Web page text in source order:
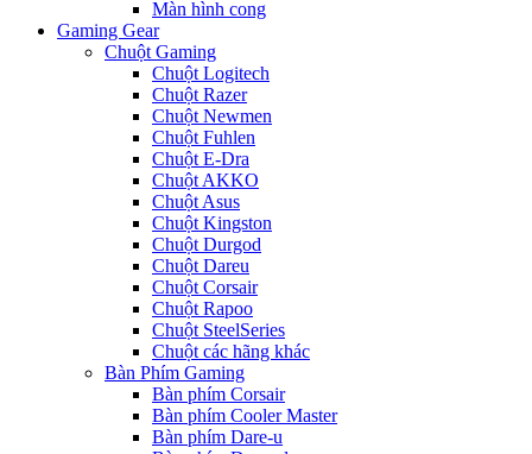
Màn hình cong
Gaming Gear
Chuột Gaming
Chuột Logitech
Chuột Razer
Chuột Newmen
Chuột Fuhlen
Chuột E-Dra
Chuột AKKO
Chuột Asus
Chuột Kingston
Chuột Durgod
Chuột Dareu
Chuột Corsair
Chuột Rapoo
Chuột SteelSeries
Chuột các hãng khác
Bàn Phím Gaming
Bàn phím Corsair
Bàn phím Cooler Master
Bàn phím Dare-u